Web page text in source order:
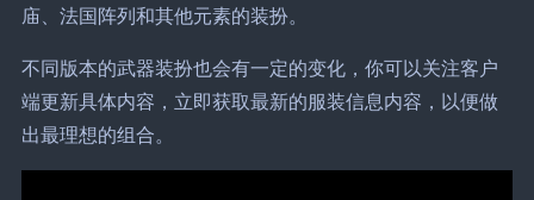
庙、法国阵列和其他元素的装扮。
不同版本的武器装扮也会有一定的变化，你可以关注客户
端更新具体内容，立即获取最新的服装信息内容，以便做
出最理想的组合。